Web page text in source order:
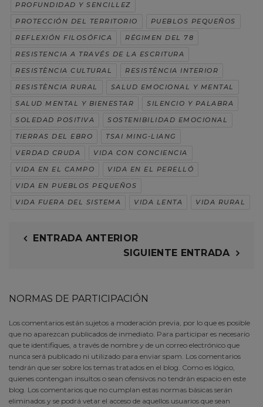
PROFUNDIDAD Y SENCILLEZ
PROTECCIÓN DEL TERRITORIO
PUEBLOS PEQUEÑOS
REFLEXIÓN FILOSÓFICA
RÉGIMEN DEL 78
RESISTENCIA A TRAVÉS DE LA ESCRITURA
RESISTÈNCIA CULTURAL
RESISTÈNCIA INTERIOR
RESISTÈNCIA RURAL
SALUD EMOCIONAL Y MENTAL
SALUD MENTAL Y BIENESTAR
SILENCIO Y PALABRA
SOLEDAD POSITIVA
SOSTENIBILIDAD EMOCIONAL
TIERRAS DEL EBRO
TSAI MING-LIANG
VERDAD CRUDA
VIDA CON CONCIENCIA
VIDA EN EL CAMPO
VIDA EN EL PERELLÓ
VIDA EN PUEBLOS PEQUEÑOS
VIDA FUERA DEL SISTEMA
VIDA LENTA VIDA RURAL
ENTRADA ANTERIOR
SIGUIENTE ENTRADA
NORMAS DE PARTICIPACIÓN
Los comentarios están sujetos a moderación previa, por lo que es posible
que no aparezcan publicados de inmediato. Para participar es necesario
que te identifiques, a través de nombre y de un correo electrónico que
nunca será publicado ni utilizado para enviar spam. Los comentarios
tendrán que ser sobre los temas tratados en el blog. Como es lógico,
quienes contengan insultos o sean ofensivos no tendrán espacio en este
blog. Los comentarios que no cumplan estas normas básicas serán
eliminados y se podrá vetar el acceso de aquellos usuarios que sean